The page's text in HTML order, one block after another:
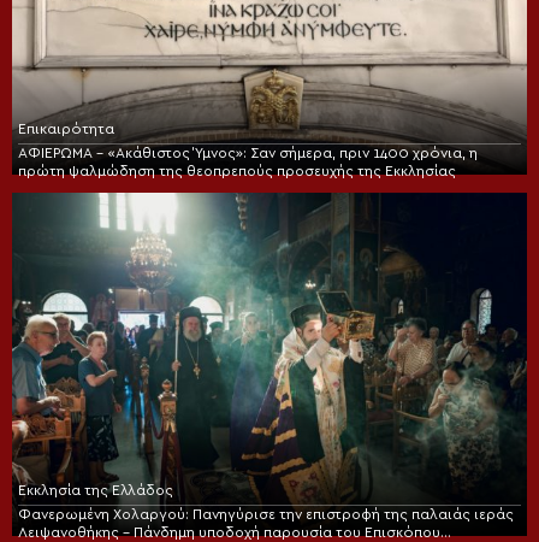
Επικαιρότητα
ΑΦΙΕΡΩΜΑ – «Ακάθιστος Ύμνος»: Σαν σήμερα, πριν 1400 χρόνια, η
πρώτη ψαλμώδηση της θεοπρεπούς προσευχής της Εκκλησίας
Εκκλησία της Ελλάδος
Φανερωμένη Χολαργού: Πανηγύρισε την επιστροφή της παλαιάς ιεράς
Λειψανοθήκης – Πάνδημη υποδοχή παρουσία του Επισκόπου